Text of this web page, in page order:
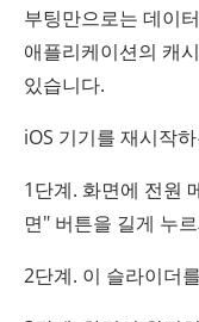
부팅만으로는 데이
애플리케이션의 캐
있습니다.
iOS 기기를 재시작
1단계. 화면에 전원
면" 버튼을 길게 누
2단계. 이 슬라이더